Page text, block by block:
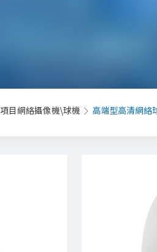
項目網絡攝像機\球機 高端型高清網絡